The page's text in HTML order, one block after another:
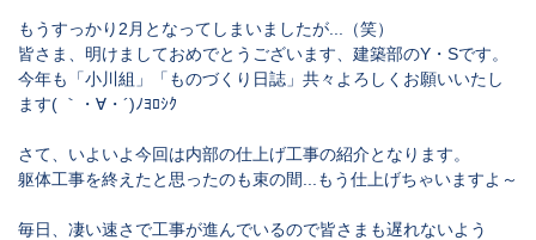
もうすっかり2月となってしまいましたが...（笑）
皆さま、明けましておめでとうございます、建築部のY・Sです。
今年も「小川組」「ものづくり日誌」共々よろしくお願いいたし
ます( ｀・∀・´)ﾉﾖﾛｼｸ
さて、いよいよ今回は内部の仕上げ工事の紹介となります。
躯体工事を終えたと思ったのも束の間...もう仕上げちゃいますよ～
毎日、凄い速さで工事が進んでいるので皆さまも遅れないよう